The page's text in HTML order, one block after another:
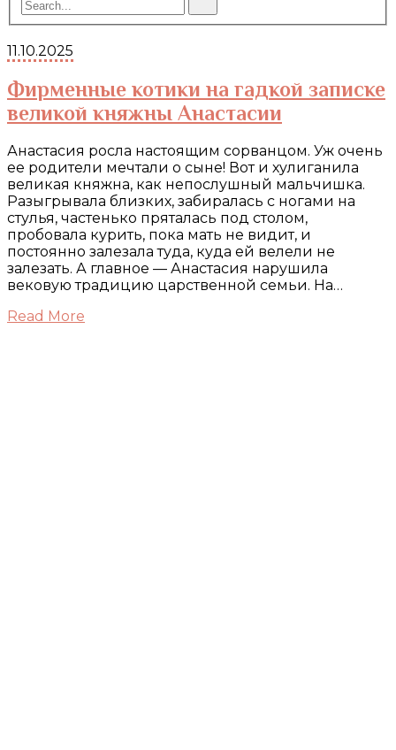
11.10.2025
Фирменные котики на гадкой записке
великой княжны Анастасии
Анастасия росла настоящим сорванцом. Уж очень
ее родители мечтали о сыне! Вот и хулиганила
великая княжна, как непослушный мальчишка.
Разыгрывала близких, забиралась с ногами на
стулья, частенько пряталась под столом,
пробовала курить, пока мать не видит, и
постоянно залезала туда, куда ей велели не
залезать. А главное — Анастасия нарушила
вековую традицию царственной семьи. На…
Read More